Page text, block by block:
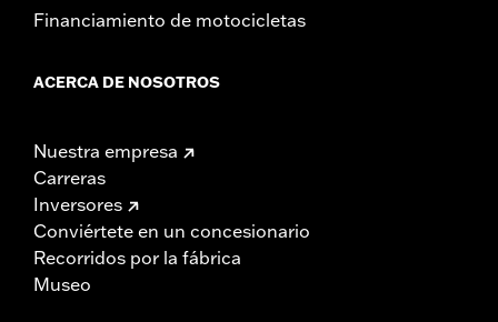
Financiamiento de motocicletas
ACERCA DE NOSOTROS
Nuestra empresa
Carreras
Inversores
Conviértete en un concesionario
Recorridos por la fábrica
Museo